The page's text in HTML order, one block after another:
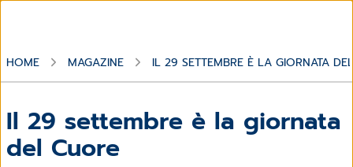
HOME MAGAZINE IL 29 SETTEMBRE È LA GIORNATA
Il 29 settembre è la giornata
del Cuore